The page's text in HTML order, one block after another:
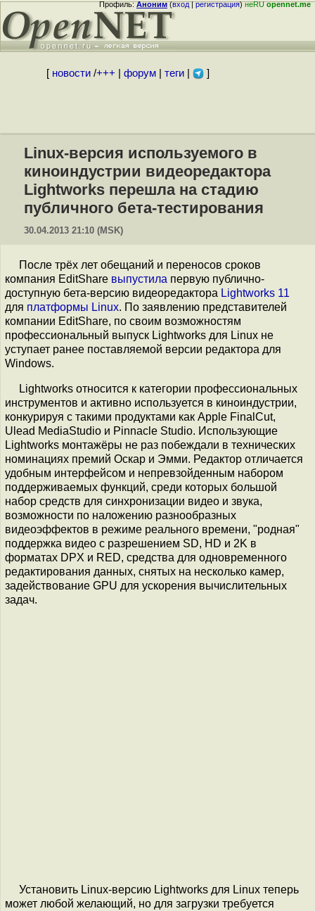
Профиль:Аноним(вход|регистрация)неRUopennet.me
[ новости/+++ форум| теги| ]
Linux-версия используемого в
киноиндустрии видеоредактора
Lightworks перешла на стадию
публичного бета-тестирования
30.04.2013 21:10 (MSK)
После трёх лет обещаний и переносов сроков
компания EditShare выпустила первую публично-
доступную бета-версию видеоредактора Lightworks 11
для платформы Linux. По заявлению представителей
компании EditShare, по своим возможностям
профессиональный выпуск Lightworks для Linux не
уступает ранее поставляемой версии редактора для
Windows.
Lightworks относится к категории профессиональных
инструментов и активно используется в киноиндустрии,
конкурируя с такими продуктами как Apple FinalCut,
Ulead MediaStudio и Pinnacle Studio. Использующие
Lightworks монтажёры не раз побеждали в технических
номинациях премий Оскар и Эмми. Редактор отличается
удобным интерфейсом и непревзойденным набором
поддерживаемых функций, среди которых большой
набор средств для синхронизации видео и звука,
возможности по наложению разнообразных
видеоэффектов в режиме реального времени, "родная"
поддержка видео с разрешением SD, HD и 2K в
форматах DPX и RED, средства для одновременного
редактирования данных, снятых на несколько камер,
задействование GPU для ускорения вычислительных
задач.
Установить Linux-версию Lightworks для Linux теперь
может любой желающий, но для загрузки требуется